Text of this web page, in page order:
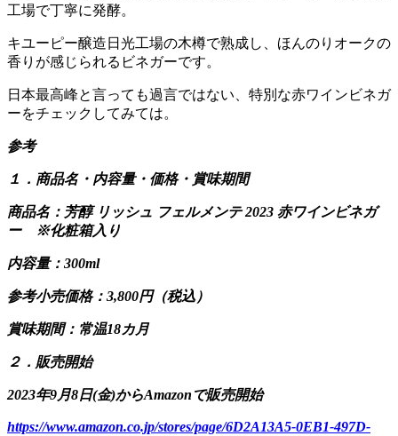
工場で丁寧に発酵。
キユーピー醸造日光工場の木樽で熟成し、ほんのりオークの
香りが感じられるビネガーです。
日本最高峰と言っても過言ではない、特別な赤ワインビネガ
ーをチェックしてみては。
参考
１．商品名・内容量・価格・賞味期間
商品名：芳醇 リッシュ フェルメンテ 2023 赤ワインビネガ
ー ※化粧箱入り
内容量：300ml
参考小売価格：3,800円（税込）
賞味期間：常温18カ月
２．販売開始
2023年9月8日(金)からAmazonで販売開始
https://www.amazon.co.jp/stores/page/6D2A13A5-0EB1-497D-